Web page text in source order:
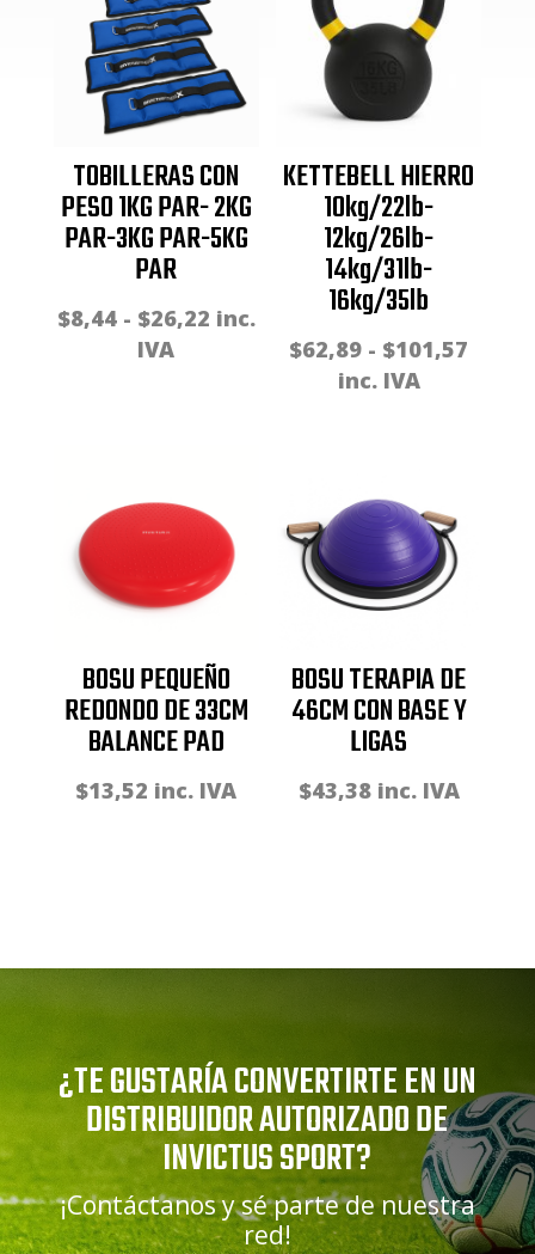
TOBILLERAS CON
PESO 1KG PAR- 2KG
PAR-3KG PAR-5KG
PAR
$8,44 - $26,22Rango
inc.
IVA
KETTEBELL HIERRO
10kg/22lb-
12kg/26lb-
14kg/31lb-
16kg/35lb
$62,89 - $101,57
inc. IVA
BOSU PEQUEÑO
REDONDO DE 33CM
BALANCE PAD
$13,52 inc. IVA
BOSU TERAPIA DE
46CM CON BASE Y
LIGAS
$43,38 inc. IVA
¿TE GUSTARÍA CONVERTIRTE EN UN
DISTRIBUIDOR AUTORIZADO DE
INVICTUS SPORT?
¡Contáctanos y sé parte de nuestra
red!